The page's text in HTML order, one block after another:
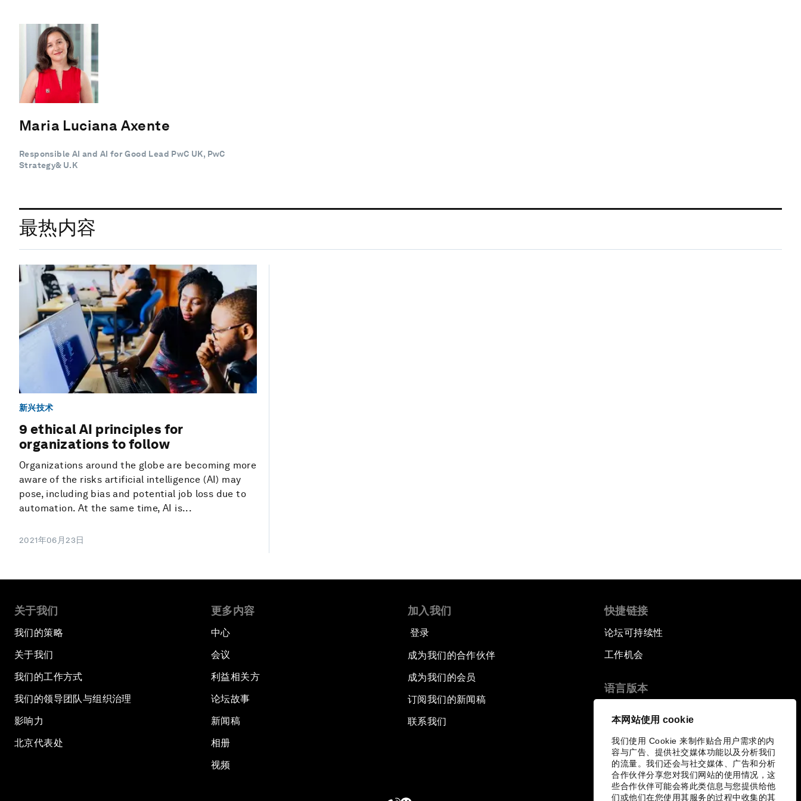
本网站使用 cookie
我们使用 Cookie 来制作贴合用户需求的内
容与广告、提供社交媒体功能以及分析我们
的流量。我们还会与社交媒体、广告和分析
合作伙伴分享您对我们网站的使用情况，这
些合作伙伴可能会将此类信息与您提供给他
们或他们在您使用其服务的过程中收集的其
Maria Luciana Axente
Responsible AI and AI for Good Lead PwC UK, PwC
Strategy& U.K
最热内容
新兴技术
9 ethical AI principles for
organizations to follow
Organizations around the globe are becoming more
aware of the risks artificial intelligence (AI) may
pose, including bias and potential job loss due to
automation. At the same time, AI is...
2021年06月23日
关于我们
我们的策略
关于我们
我们的工作方式
我们的领导团队与组织治理
影响力
北京代表处
更多内容
中心
会议
利益相关方
论坛故事
新闻稿
相册
视频
加入我们
登录
成为我们的合作伙伴
成为我们的会员
订阅我们的新闻稿
联系我们
快捷链接
论坛可持续性
工作机会
语言版本